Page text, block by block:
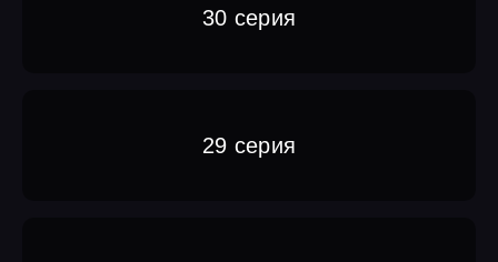
30 серия
29 серия